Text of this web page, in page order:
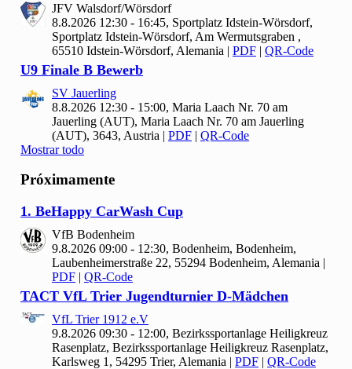
JFV Walsdorf/Wörsdorf
8.8.2026 12:30 - 16:45, Sportplatz Idstein-Wörsdorf,
Sportplatz Idstein-Wörsdorf, Am Wermutsgraben ,
65510 Idstein-Wörsdorf, Alemania | PDF | QR-Code
U9 Finale B Bewerb
SV Jauerling
8.8.2026 12:30 - 15:00, Maria Laach Nr. 70 am
Jauerling (AUT), Maria Laach Nr. 70 am Jauerling
(AUT), 3643, Austria | PDF | QR-Code
Mostrar todo
Próximamente
1. BeHappy CarWash Cup
VfB Bodenheim
9.8.2026 09:00 - 12:30, Bodenheim, Bodenheim,
Laubenheimerstraße 22, 55294 Bodenheim, Alemania |
PDF | QR-Code
TACT VfL Trier Jugendturnier D-Mädchen
VfL Trier 1912 e.V
9.8.2026 09:30 - 12:00, Bezirkssportanlage Heiligkreuz
Rasenplatz, Bezirkssportanlage Heiligkreuz Rasenplatz,
Karlsweg 1, 54295 Trier, Alemania | PDF | QR-Code